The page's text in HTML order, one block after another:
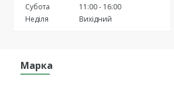
Субота
11:00
16:00
Неділя
Вихідний
Марка